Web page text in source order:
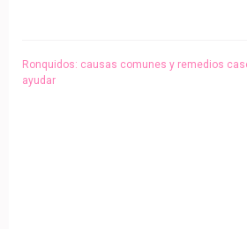
Ronquidos: causas comunes y remedios
ayudar